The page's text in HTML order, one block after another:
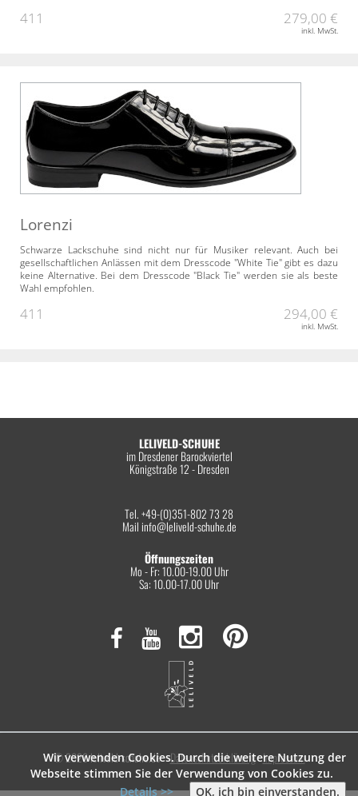
411 279,00 €
inkl. MwSt.
Lorenzi
Schwarze Lackschuhe sind nicht nur für Musiker relevant. Auch bei
gesellschaftlichen Anlässen mit dem Dresscode "White Tie" gibt es dazu
keine Alternative. Bei dem Dresscode "Black Tie" werden sie als beste
Wahl empfohlen.
411 294,00 €
inkl. MwSt.
Wir verwenden Cookies. Durch die weitere Nutzung der
Webseite stimmen Sie der Verwendung von Cookies zu.
Details >>
OK, ich bin einverstanden.
LELIVELD-SCHUHE
im Dresdener Barockviertel
Königstraße 12 - Dresden
Tel. +49-(0)351-802 73 28
Mail info@leliveld-schuhe.de
Öffnungszeiten
Mo - Fr: 10.00-19.00 Uhr
Sa: 10.00-17.00 Uhr
© 2026 leliveld-schuhe.de Datenschutzerklärung Impressum